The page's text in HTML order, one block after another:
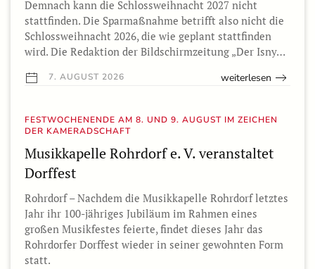
Demnach kann die Schlossweihnacht 2027 nicht
stattfinden. Die Sparmaßnahme betrifft also nicht die
Schlossweihnacht 2026, die wie geplant stattfinden
wird. Die Redaktion der Bildschirmzeitung „Der Isny…
7. AUGUST 2026 weiterlesen
FESTWOCHENENDE AM 8. UND 9. AUGUST IM ZEICHEN
DER KAMERADSCHAFT
Musikkapelle Rohrdorf e. V. veranstaltet
Dorffest
Rohrdorf – Nachdem die Musikkapelle Rohrdorf letztes
Jahr ihr 100-jähriges Jubiläum im Rahmen eines
großen Musikfestes feierte, findet dieses Jahr das
Rohrdorfer Dorffest wieder in seiner gewohnten Form
statt.